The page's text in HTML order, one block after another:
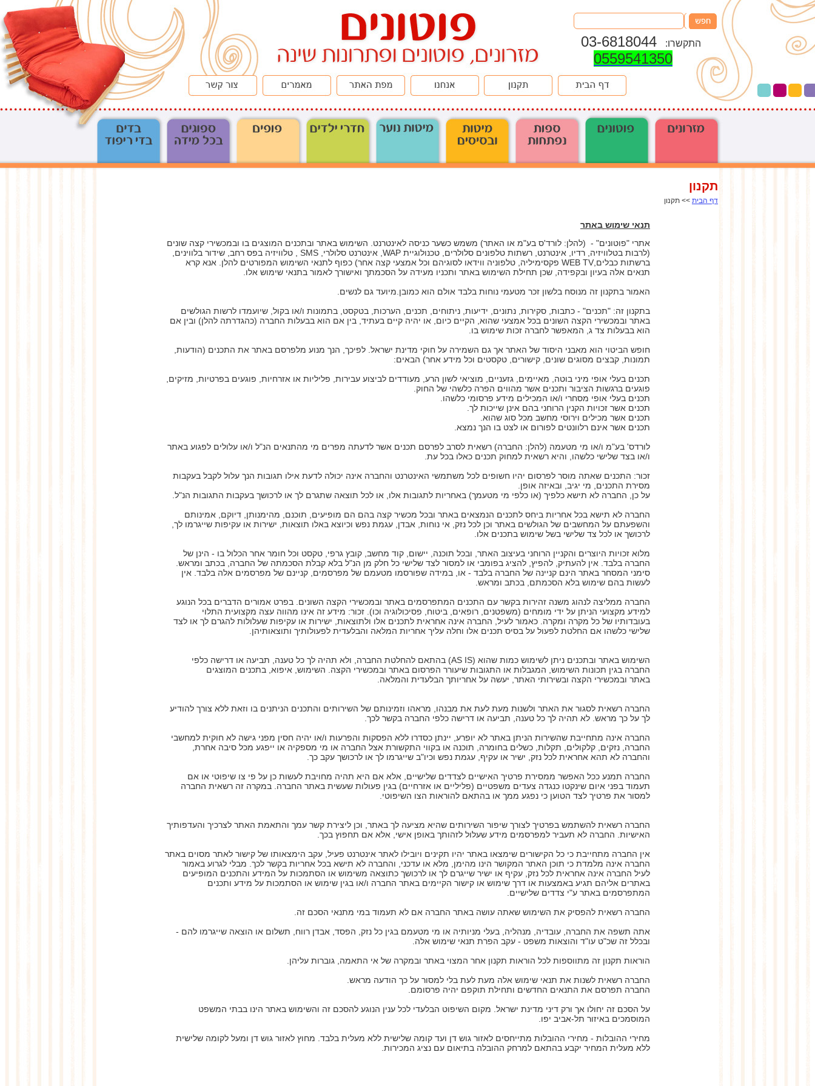
התקשרו:
0559541350
תקנון
דף הבית >> תקנון
תנאי שימוש באתר
אתרי "פוטונים" - (להלן: לורד'ס בע"מ או האתר) משמש כשער כניסה לאינטרנט. השימוש באתר ובתכנים המוצגים בו ובמכשירי קצה שונים
(לרבות בטלוויזיה, רדיו, אינטרנט, רשתות טלפונים סלולרים, טכנולוגיית WAP, אינטרנט סלולרי, SMS , טלוויזיה בפס רחב, שידור בלווינים,
ברשתות כבלים,WEB TV פקסימיליה, טלפוניה ווידאו לסוגיהם וכל אמצעי קצה אחר) כפוף לתנאי השימוש המפורטים להלן. אנא קרא
תנאים אלה בעיון ובקפידה, שכן תחילת השימוש באתר ותכניו מעידה על הסכמתך ואישורך לאמור בתנאי שימוש אלו.
האמור בתקנון זה מנוסח בלשון זכר מטעמי נוחות בלבד אולם הוא כמובן.מיועד גם לנשים.
בתקנון זה: "תכנים" - כתבות, סקירות, נתונים, ידיעות, ניתוחים, תכנים, הערכות, בטקסט, בתמונות ו/או בקול, שיועמדו לרשות הגולשים
באתר ובמכשירי הקצה השונים בכל אמצעי שהוא, הקיים כיום, או יהיה קיים בעתיד, בין אם הוא בבעלות החברה (כהגדרתה להלן) ובין אם
הוא בבעלות צד ג, המאפשר לחברה זכות שימוש בו.
חופש הביטוי הוא מאבני היסוד של האתר אך גם השמירה על חוקי מדינת ישראל. לפיכך, הנך מנוע מלפרסם באתר את התכנים (הודעות,
תמונות, קבצים מסוגים שונים, קישורים, טקסטים וכל מידע אחר) הבאים:
תכנים בעלי אופי מיני בוטה, מאיימים, גזעניים, מוציאי לשון הרע, מעודדים לביצוע עבירות, פליליות או אזרחיות, פוגעים בפרטיות, מזיקים,
פוגעים ברגשות הציבור ותכנים אשר מהווים הפרה כלשהי של החוק.
תכנים בעלי אופי מסחרי ו/או המכילים מידע פרסומי כלשהו.
תכנים אשר זכויות הקנין הרוחני בהם אינן שייכות לך.
תכנים אשר מכילים וירוסי מחשב מכל סוג שהוא.
תכנים אשר אינם רלוונטים לפורום או לצט בו הנך נמצא.
לורדס' בע"מ ו/או מי מטעמה (להלן: החברה) רשאית לסרב לפרסם תכנים אשר לדעתה מפרים מי מהתנאים הנ"ל ו/או עלולים לפגוע באתר
ו/או בצד שלישי כלשהו, והיא רשאית למחוק תכנים כאלו בכל עת.
זכור: התכנים שאתה מוסר לפרסום יהיו חשופים לכל משתמשי האינטרנט והחברה אינה יכולה לדעת אילו תגובות הנך עלול לקבל בעקבות
מסירת התכנים, מי יגיב, ובאיזה אופן.
על כן, החברה לא תישא כלפיך (או כלפי מי מטעמך) באחריות לתגובות אלו, או לכל תוצאה שתגרם לך או לרכושך בעקבות התגובות הנ"ל.
החברה לא תישא בכל אחריות ביחס לתכנים הנמצאים באתר ובכל מכשיר קצה בהם הם מופיעים, תוכנם, מהימנותן, דיוקם, אמינותם
והשפעתם על המחשבים של הגולשים באתר וכן לכל נזק, אי נוחות, אבדן, עגמת נפש וכיוצא באלו תוצאות, ישירות או עקיפות שייגרמו לך,
לרכושך או לכל צד שלישי בשל שימוש בתכנים אלו.
מלוא זכויות היוצרים והקניין הרוחני בעיצוב האתר, ובכל תוכנה, יישום, קוד מחשב, קובץ גרפי, טקסט וכל חומר אחר הכלול בו - הינן של
החברה בלבד. אין להעתיק, להפיץ, להציג בפומבי או למסור לצד שלישי כל חלק מן הנ"ל בלא קבלת הסכמתה של החברה, בכתב ומראש.
סימני המסחר באתר הינם קניינה של החברה בלבד - או, במידה שפורסמו מטעמם של מפרסמים, קניינם של מפרסמים אלה בלבד. אין
לעשות בהם שימוש בלא הסכמתם, בכתב ומראש.
החברה ממליצה לנהוג משנה זהירות בקשר עם התכנים המתפרסמים באתר ובמכשירי הקצה השונים. בפרט אמורים הדברים בכל הנוגע
למידע מקצועי הניתן על ידי מומחים (משפטנים, רופאים, ביטוח, פסיכולוגיה וכו). זכור: מידע זה אינו מהווה עצה מקצועית התלוי
בעובדותיו של כל מקרה ומקרה. כאמור לעיל, החברה אינה אחראית לתכנים אלו ולתוצאות, ישירות או עקיפות שעלולות להגרם לך או לצד
שלישי כלשהו אם החלטת לפעול על בסיס תכנים אלו וחלה עליך אחריות המלאה והבלעדית לפעולותיך ותוצאותיהן.
השימוש באתר ובתכנים ניתן לשימוש כמות שהוא (AS IS) בהתאם להחלטת החברה, ולא תהיה לך כל טענה, תביעה או דרישה כלפי
החברה בגין תכונות השימוש, המגבלות או התגובות שיעורר הפרסום באתר ובמכשירי הקצה. השימוש, איפוא, בתכנים המוצגים
באתר ובמכשירי הקצה ובשירותי האתר, יעשה על אחריותך הבלעדית והמלאה.
החברה רשאית לסגור את האתר ולשנות מעת לעת את מבנהו, מראהו וזמינותם של השירותים והתכנים הניתנים בו וזאת ללא צורך להודיע
לך על כך מראש. לא תהיה לך כל טענה, תביעה או דרישה כלפי החברה בקשר לכך.
החברה אינה מתחייבת שהשירות הניתן באתר לא יופרע, יינתן כסדרו ללא הפסקות והפרעות ו/או יהיה חסין מפני גישה לא חוקית למחשבי
החברה, נזקים, קלקולים, תקלות, כשלים בחומרה, תוכנה או בקווי התקשורת אצל החברה או מי מספקיה או ייפגע מכל סיבה אחרת,
והחברה לא תהא אחראית לכל נזק, ישיר או עקיף, עגמת נפש וכיו"ב שייגרמו לך או לרכושך עקב כך.
החברה תמנע ככל האפשר ממסירת פרטיך האישיים לצדדים שלישיים, אלא אם היא תהיה מחויבת לעשות כן על פי צו שיפוטי או אם
תעמוד בפני איום שינקטו כנגדה צעדים משפטיים (פליליים או אזרחיים) בגין פעולות שעשית באתר החברה. במקרה זה רשאית החברה
למסור את פרטיך לצד הטוען כי נפגע ממך או בהתאם להוראות הצו השיפוטי.
החברה רשאית להשתמש בפרטיך לצורך שיפור השירותים שהיא מציעה לך באתר, וכן ליצירת קשר עמך והתאמת האתר לצרכיך והעדפותיך
האישיות. החברה לא תעביר למפרסמים מידע שעלול לזהותך באופן אישי, אלא אם תחפוץ בכך.
אין החברה מתחייבת כי כל הקישורים שימצאו באתר יהיו תקינים ויובילו לאתר אינטרנט פעיל, עקב הימצאותו של קישור לאתר מסוים באתר
החברה אינה מלמדת כי תוכן האתר המקושר הינו מהימן, מלא או עדכני, והחברה לא תישא בכל אחריות בקשר לכך. מבלי לגרוע באמור
לעיל החברה אינה אחראית לכל נזק, עקיף או ישיר שייגרם לך או לרכושך כתוצאה משימוש או הסתמכות על המידע והתכנים המופיעים
באתרים אליהם תגיע באמצעות או דרך שימוש או קישור הקיימים באתר החברה ו/או בגין שימוש או הסתמכות על מידע ותכנים
המתפרסמים באתר ע"י צדדים שלישיים.
החברה רשאית להפסיק את השימוש שאתה עושה באתר החברה אם לא תעמוד במי מתנאי הסכם זה.
אתה תשפה את החברה, עובדיה, מנהליה, בעלי מניותיה או מי מטעמם בגין כל נזק, הפסד, אבדן רווח, תשלום או הוצאה שייגרמו להם -
ובכלל זה שכ"ט עו"ד והוצאות משפט - עקב הפרת תנאי שימוש אלה.
הוראות תקנון זה מתווספות לכל הוראות תקנון אחר המצוי באתר ובמקרה של אי התאמה, גוברות עליהן.
החברה רשאית לשנות את תנאי שימוש אלה מעת לעת בלי למסור על כך הודעה מראש.
החברה תפרסם את התנאים החדשים ותחילת תוקפם יהיה פרסומם.
על הסכם זה יחולו אך ורק דיני מדינת ישראל. מקום השיפוט הבלעדי לכל ענין הנוגע להסכם זה והשימוש באתר הינו בבתי המשפט
המוסמכים באיזור תל-אביב יפו.
מחירי ההובלות - מחירי ההובלות מתייחסים לאזור גוש דן ועד קומה שלישית ללא מעלית בלבד. מחוץ לאזור גוש דן ומעל לקומה שלישית
ללא מעלית המחיר יקבע בהתאם למרחק ההובלה בתיאום עם נציג המכירות.